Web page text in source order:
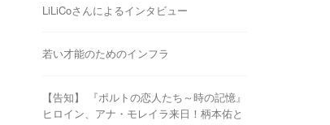
LiLiCoさんによるインタビュー
若い才能のためのインフラ
【告知】 『ポルトの恋人たち～時の記憶』
ヒロイン、アナ・モレイラ来日！柄本佑と